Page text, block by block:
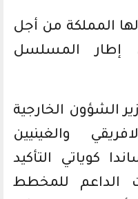
المملكة من أجل
إطار المسلسل
الشؤون الخارجية
والغينيين
كوياتي التأكيد
الداعم للمخطط